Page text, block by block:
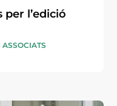
l’edició
ASSOCIATS